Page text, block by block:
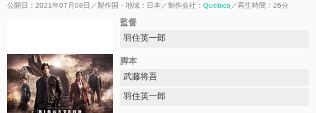
公開日：2021年07月08日 製作国・地域： 日本 制作会社： Quebico 再生時間：26分
監督
羽住英一郎
脚本
武藤将吾
羽住英一郎